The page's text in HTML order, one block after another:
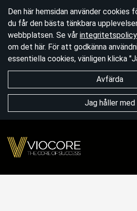
Den här hemsidan använder cookies
du får den bästa tänkbara
webbplatsen. Se vår integritetspolicy
om det här. För att godkänna
essentiella cookies, vänligen klicka
Avfärda
Jag håller med